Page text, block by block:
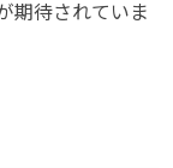
期待されていま